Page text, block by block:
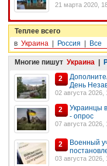
21 марта 2020,
Теплее всего
в Украина | Россия | Все
Многие пишут Украина |
2
День
02 августа 2026,
2
Украинцы
- опрос
07 августа 2026,
2
Военный
03 августа 2026,